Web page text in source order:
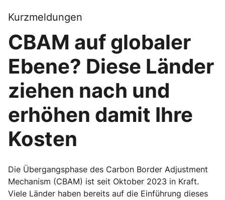
Kurzmeldungen
CBAM auf globaler
Ebene? Diese Länder
ziehen nach und
erhöhen damit Ihre
Kosten
Die Übergangsphase des Carbon Border Adjustment
Mechanism (CBAM) ist seit Oktober 2023 in Kraft.
Viele Länder haben bereits auf die Einführung dieses